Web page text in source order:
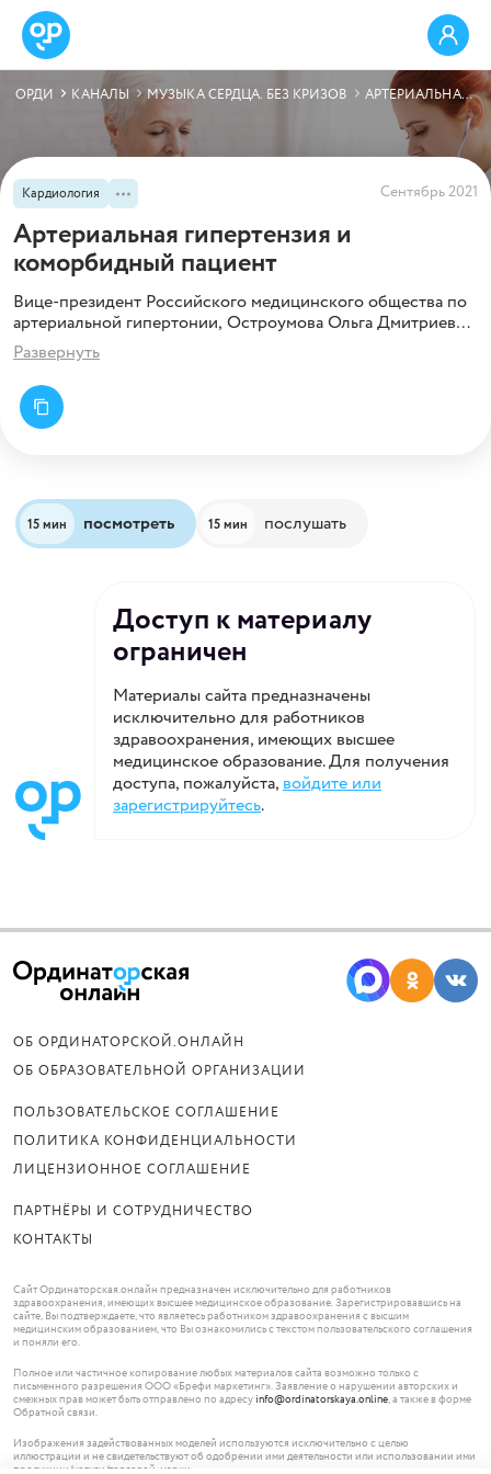
ОРДИ КАНАЛЫ МУЗЫКА СЕРДЦА. БЕЗ КРИЗОВ АРТЕРИАЛЬНАЯ ГИПЕРТЕНЗИЯ И КОМОРБИДНЫЙ ПАЦИЕНТ
Кардиология Сентябрь 2021
Артериальная гипертензия и
коморбидный пациент
Вице-президент Российского медицинского общества по
артериальной гипертонии, Остроумова Ольга Дмитриевна
дает четкие алгоритмы, комментарии к клиническим
рекомендациям по подбору антигипертензивной терапии
Развернуть
15 мин посмотреть 15 мин послушать
Доступ к материалу
ограничен
Материалы сайта предназначены
исключительно для работников
здравоохранения, имеющих высшее
медицинское образование. Для получения
доступа, пожалуйста,войдите или
зарегистрируйтесь.
ОБ ОРДИНАТОРСКОЙ.ОНЛАЙН
ОБ ОБРАЗОВАТЕЛЬНОЙ ОРГАНИЗАЦИИ
ПОЛЬЗОВАТЕЛЬСКОЕ СОГЛАШЕНИЕ
ПОЛИТИКА КОНФИДЕНЦИАЛЬНОСТИ
ЛИЦЕНЗИОННОЕ СОГЛАШЕНИЕ
ПАРТНЁРЫ И СОТРУДНИЧЕСТВО
КОНТАКТЫ
Сайт Ординаторская.онлайн предназначен исключительно для работников
здравоохранения, имеющих высшее медицинское образование. Зарегистрировавшись на
сайте, Вы подтверждаете, что являетесь работником здравоохранения с высшим
медицинским образованием, что Вы ознакомились с текстом пользовательского соглашения
и поняли его.
Полное или частичное копирование любых материалов сайта возможно только с
письменного разрешения ООО «Брефи маркетинг». Заявление о нарушении авторских и
смежных прав может быть отправлено по адресу info@ordinatorskaya.online, а также в форме
Обратной связи.
Изображения задействованных моделей используются исключительно с целью
иллюстрации и не свидетельствуют об одобрении ими деятельности или использовании ими
продукции/услуги/торговой марки.